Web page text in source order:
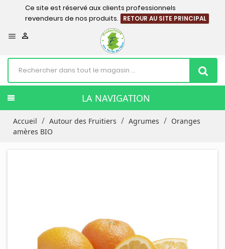
Ce site est réservé aux clients professionnels
revendeurs de nos produits.
RETOUR AU SITE PRINCIPAL
 
LA NAVIGATION
Accueil Autour des Fruitiers Agrumes
Oranges
amères BIO